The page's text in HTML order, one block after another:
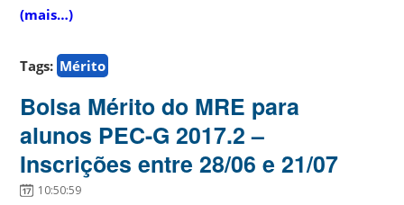
(mais…)
Tags: Mérito
Bolsa Mérito do MRE para
alunos PEC-G 2017.2 –
Inscrições entre 28/06 e 21/07
10:50:59